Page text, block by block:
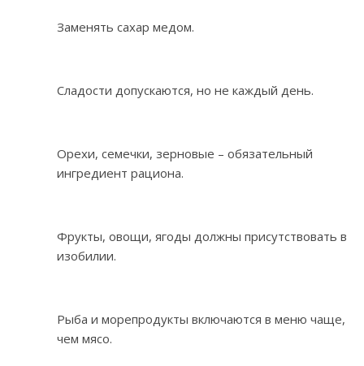
Заменять сахар медом.
Сладости допускаются, но не каждый день.
Орехи, семечки, зерновые – обязательный
ингредиент рациона.
Фрукты, овощи, ягоды должны присутствовать в
изобилии.
Рыба и морепродукты включаются в меню чаще,
чем мясо.